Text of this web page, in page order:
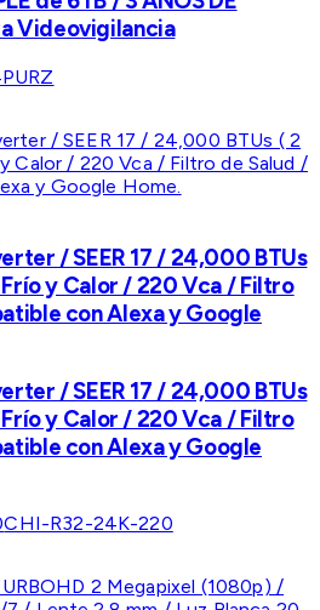
Videovigilancia
/ SEER 17 / 24,000 BTUs
y Calor / 220 Vca / Filtro
con Alexa y Google
/ SEER 17 / 24,000 BTUs
y Calor / 220 Vca / Filtro
con Alexa y Google
CHI-R32-24K-220